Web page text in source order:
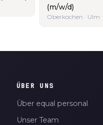
(m/w/d)
Oberkochen · Ulm
ÜBER UNS
Über equal personal
Unser Team